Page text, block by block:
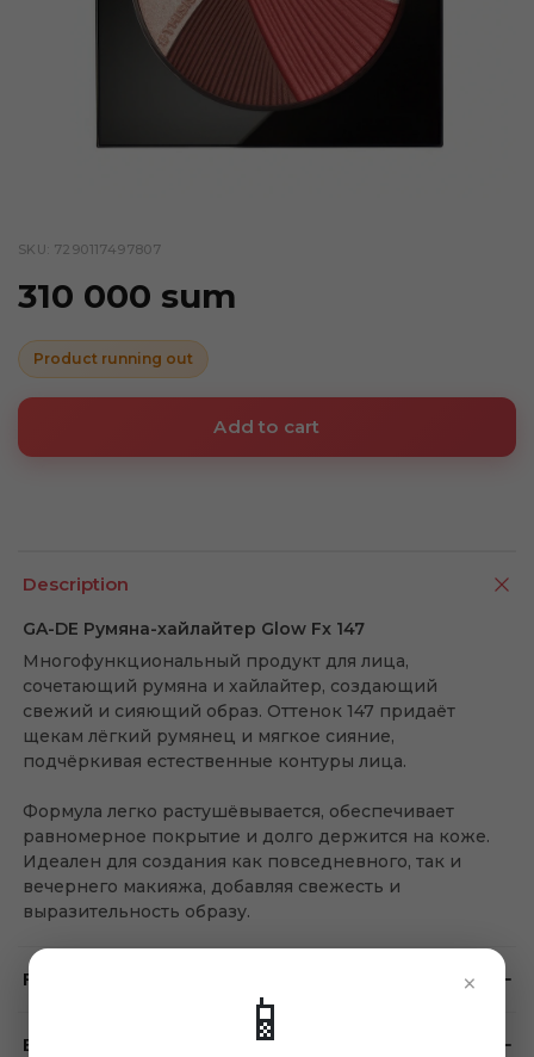
×
📱
SKU: 7290117497807
310 000 sum
Product running out
Add to cart
Description
GA-DE Румяна-хайлайтер Glow Fx 147
Многофункциональный продукт для лица,
сочетающий румяна и хайлайтер, создающий
свежий и сияющий образ. Оттенок 147 придаёт
щекам лёгкий румянец и мягкое сияние,
подчёркивая естественные контуры лица.
Формула легко растушёвывается, обеспечивает
равномерное покрытие и долго держится на коже.
Идеален для создания как повседневного, так и
вечернего макияжа, добавляя свежесть и
выразительность образу.
Feedback
Brand